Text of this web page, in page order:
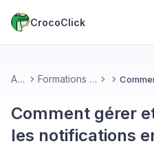
CrocoClick
Accueil Formations & Communautés
Comment gérer
les notifications